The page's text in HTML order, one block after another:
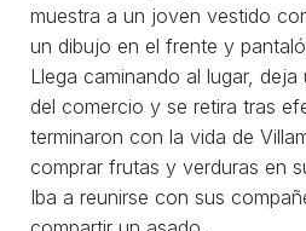
muestra a un joven vestido
un dibujo en el frente y
Llega caminando al lugar,
del comercio y se retira tras
terminaron con la vida de
comprar frutas y verduras en
Iba a reunirse con sus